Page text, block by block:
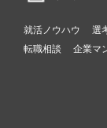
就活ノウハウ 選
転職相談
企業マ